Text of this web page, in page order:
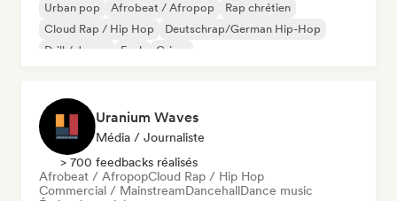
Urban pop Afrobeat / Afropop
Rap chrétien
Cloud Rap / Hip Hop
Deutschrap/German Hip-Hop
Drill / Jersey
Funk Grime
Uranium Waves
Média / Journaliste
> 700 feedbacks réalisés
Afrobeat / AfropopCloud Rap / Hip Hop
Commercial / MainstreamDancehallDance music